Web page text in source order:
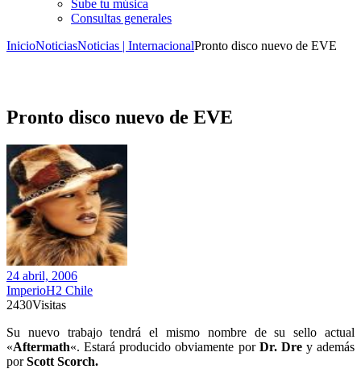
Sube tu música
Consultas generales
InicioNoticiasNoticias | InternacionalPronto disco nuevo de EVE
Pronto disco nuevo de EVE
24 abril, 2006
ImperioH2 Chile
2430Visitas
Su nuevo trabajo tendrá el mismo nombre de su sello actual
«Aftermath«. Estará producido obviamente por Dr. Drey además
porScott Scorch.